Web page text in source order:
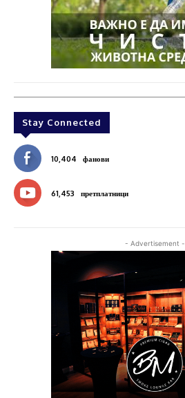
Stay Connected
10,404 фанови
61,453 претплатници
- Advertisement -